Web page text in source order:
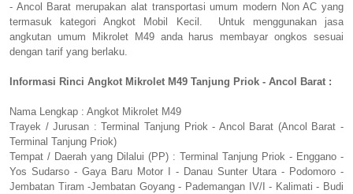
- Ancol Barat merupakan alat transportasi umum modern Non AC yang
termasuk kategori Angkot Mobil Kecil. Untuk menggunakan jasa
angkutan umum Mikrolet M49 anda harus membayar ongkos sesuai
dengan tarif yang berlaku.
Informasi Rinci Angkot Mikrolet M49 Tanjung Priok - Ancol Barat :
Nama Lengkap : Angkot Mikrolet M49
Trayek / Jurusan : Terminal Tanjung Priok - Ancol Barat (Ancol Barat -
Terminal Tanjung Priok)
Tempat / Daerah yang Dilalui (PP) : Terminal Tanjung Priok - Enggano -
Yos Sudarso - Gaya Baru Motor I - Danau Sunter Utara - Podomoro -
Jembatan Tiram -Jembatan Goyang - Pademangan IV/I - Kalimati - Budi